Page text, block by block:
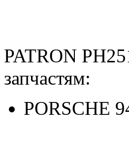
PATRON
запчастям:
PORSCHE